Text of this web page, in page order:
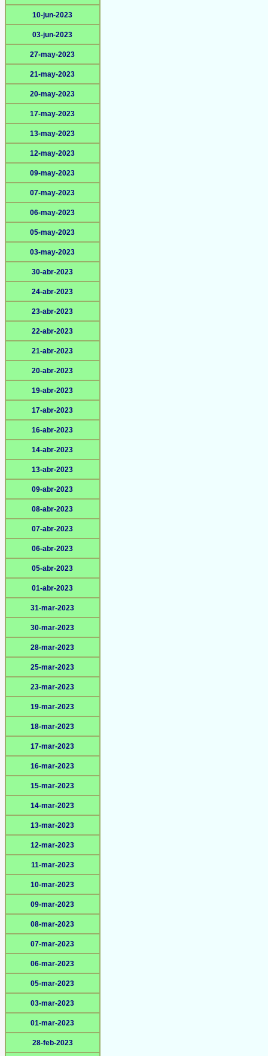
10-jun-2023
03-jun-2023
27-may-2023
21-may-2023
20-may-2023
17-may-2023
13-may-2023
12-may-2023
09-may-2023
07-may-2023
06-may-2023
05-may-2023
03-may-2023
30-abr-2023
24-abr-2023
23-abr-2023
22-abr-2023
21-abr-2023
20-abr-2023
19-abr-2023
17-abr-2023
16-abr-2023
14-abr-2023
13-abr-2023
09-abr-2023
08-abr-2023
07-abr-2023
06-abr-2023
05-abr-2023
01-abr-2023
31-mar-2023
30-mar-2023
28-mar-2023
25-mar-2023
23-mar-2023
19-mar-2023
18-mar-2023
17-mar-2023
16-mar-2023
15-mar-2023
14-mar-2023
13-mar-2023
12-mar-2023
11-mar-2023
10-mar-2023
09-mar-2023
08-mar-2023
07-mar-2023
06-mar-2023
05-mar-2023
03-mar-2023
01-mar-2023
28-feb-2023